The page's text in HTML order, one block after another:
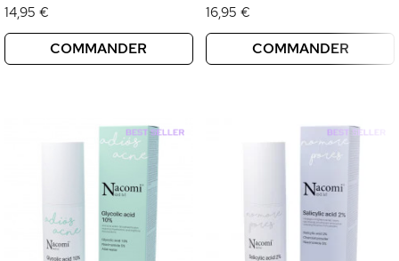
14,95 €
COMMANDER
16,95 €
COMMANDER